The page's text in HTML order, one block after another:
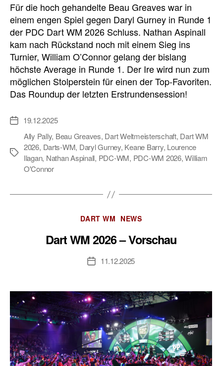
Für die hoch gehandelte Beau Greaves war in
einem engen Spiel gegen Daryl Gurney in Runde 1
der PDC Dart WM 2026 Schluss. Nathan Aspinall
kam nach Rückstand noch mit einem Sieg ins
Turnier, William O’Connor gelang der bislang
höchste Average in Runde 1. Der Ire wird nun zum
möglichen Stolperstein für einen der Top-Favoriten.
Das Roundup der letzten Erstrundensession!
Veröffentlichungsdatum
19.12.2025
Schlagwörter
Ally Pally, Beau Greaves, Dart Weltmeisterschaft, Dart WM
2026, Darts-WM, Daryl Gurney, Keane Barry, Lourence
Ilagan, Nathan Aspinall, PDC-WM, PDC-WM 2026,William
O'Connor
Kategorien
DART WM NEWS
Dart WM 2026 – Vorschau
Veröffentlichungsdatum
11.12.2025